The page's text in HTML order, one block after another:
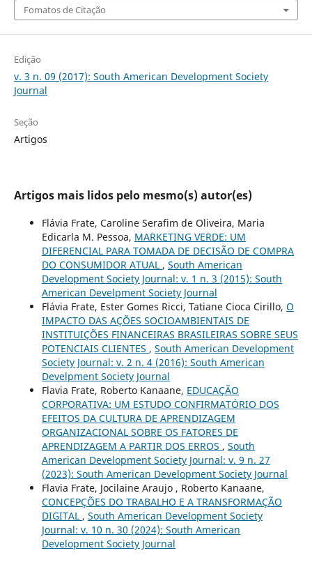
Fomatos de Citação
Edição
v. 3 n. 09 (2017): South American Development Society
Journal
Seção
Artigos
Artigos mais lidos pelo mesmo(s) autor(es)
Flávia Frate, Caroline Serafim de Oliveira, Maria
Edicarla M. Pessoa, MARKETING VERDE: UM
DIFERENCIAL PARA TOMADA DE DECISÃO DE COMPRA
DO CONSUMIDOR ATUAL , South American
Development Society Journal: v. 1 n. 3 (2015): South
American Develpment Society Journal
Flávia Frate, Ester Gomes Ricci, Tatiane Cioca Cirillo, O
IMPACTO DAS AÇÕES SOCIOAMBIENTAIS DE
INSTITUIÇÕES FINANCEIRAS BRASILEIRAS SOBRE SEUS
POTENCIAIS CLIENTES , South American Development
Society Journal: v. 2 n. 4 (2016): South American
Develpment Society Journal
Flavia Frate, Roberto Kanaane, EDUCAÇÃO
CORPORATIVA: UM ESTUDO CONFIRMATÓRIO DOS
EFEITOS DA CULTURA DE APRENDIZAGEM
ORGANIZACIONAL SOBRE OS FATORES DE
APRENDIZAGEM A PARTIR DOS ERROS , South
American Development Society Journal: v. 9 n. 27
(2023): South American Development Society Journal
Flavia Frate, Jocilaine Araujo , Roberto Kanaane,
CONCEPÇÕES DO TRABALHO E A TRANSFORMAÇÃO
DIGITAL , South American Development Society
Journal: v. 10 n. 30 (2024): South American
Development Society Journal